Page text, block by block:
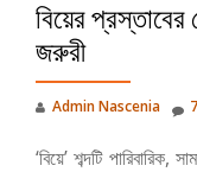
বিয়ের
জরুরী
Admin Nascenia
‘বিয়ে’ শব্দটি